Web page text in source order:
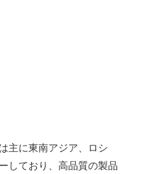
主に東南アジア、ロシ
しており、高品質の製品